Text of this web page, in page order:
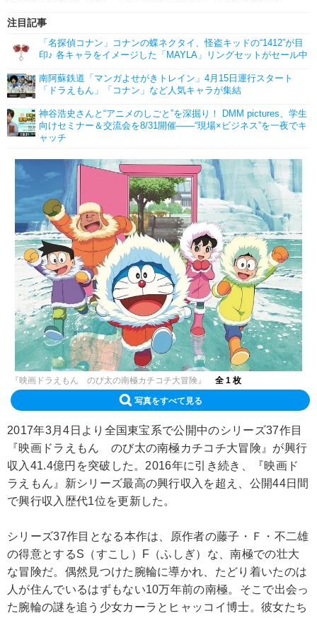
注目記事
「名探偵コナン」コナンの蝶ネクタイ、怪盗キッドの“1412”が目
印♪ 各キャラをイメージした「MAYLA」リングセットがセール中
南阿蘇鉄道「マンガよせがきトレイン」4月15日運行スタート
「ドラえもん」「コナン」など人気キャラが集結
神谷浩史さんと“アニメのしごと”を深掘り！ DMM pictures、学生
向けセミナー＆交流会を8/31開催――“現場×ビジネス”を一夜でキ
ャッチ
『映画ドラえもん のび太の南極カチコチ大冒険』 全 1 枚
写真をすべて見る
2017年3月4日より全国東宝系で公開中のシリーズ37作目
『映画ドラえもん のび太の南極カチコチ大冒険』が興行
収入41.4億円を突破した。2016年に引き続き、『映画ド
ラえもん』新シリーズ最高の興行収入を超え、公開44日間
で興行収入歴代1位を更新した。
シリーズ37作目となる本作は、原作者の藤子・Ｆ・不二雄
の得意とするS（すこし）F（ふしぎ）な、南極での壮大
な冒険だ。偶然見つけた腕輪に導かれ、たどり着いたのは
人が住んでいるはずもない10万年前の南極。そこで出会っ
た腕輪の謎を追う少女カーラとヒャッコイ博士。彼女たち